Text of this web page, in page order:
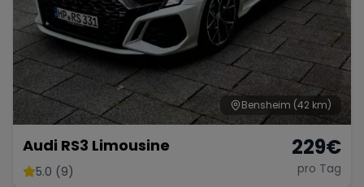
Bensheim (42 km)
Audi RS3 Limousine
5.0 (9)
229€
pro Tag